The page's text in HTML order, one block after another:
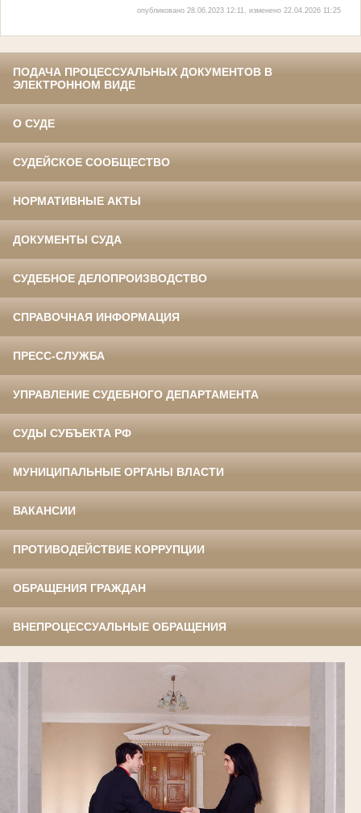
опубликовано 28.06.2023 12:11, изменено 22.04.2026 11:25
ПОДАЧА ПРОЦЕССУАЛЬНЫХ ДОКУМЕНТОВ В
ЭЛЕКТРОННОМ ВИДЕ
О СУДЕ
СУДЕЙСКОЕ СООБЩЕСТВО
НОРМАТИВНЫЕ АКТЫ
ДОКУМЕНТЫ СУДА
СУДЕБНОЕ ДЕЛОПРОИЗВОДСТВО
СПРАВОЧНАЯ ИНФОРМАЦИЯ
ПРЕСС-СЛУЖБА
УПРАВЛЕНИЕ СУДЕБНОГО ДЕПАРТАМЕНТА
СУДЫ СУБЪЕКТА РФ
МУНИЦИПАЛЬНЫЕ ОРГАНЫ ВЛАСТИ
ВАКАНСИИ
ПРОТИВОДЕЙСТВИЕ КОРРУПЦИИ
ОБРАЩЕНИЯ ГРАЖДАН
ВНЕПРОЦЕССУАЛЬНЫЕ ОБРАЩЕНИЯ